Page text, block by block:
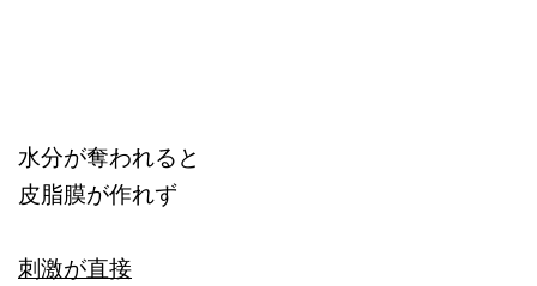
水分が奪われると
皮脂膜が作れず
刺激が直接